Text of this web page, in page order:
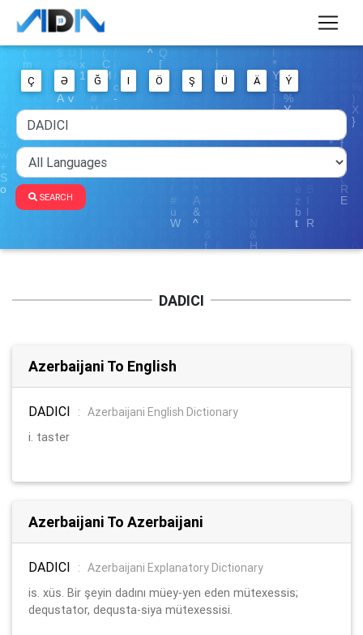
Ç Ə Ğ I Ö Ş Ü Ä Ý
SEARCH
DADICI
Azerbaijani To English
DADICI : Azerbaijani English Dictionary
i. taster
Azerbaijani To Azerbaijani
DADICI : Azerbaijani Explanatory Dictionary
is. xüs. Bir şeyin dadını müey-yen eden mütexessis;
dequstator, dequsta-siya mütexessisi.